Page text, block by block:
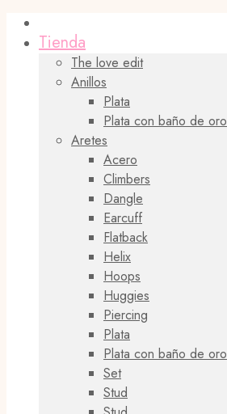
Tienda
The love edit
Anillos
Plata
Plata con baño de oro
Aretes
Acero
Climbers
Dangle
Earcuff
Flatback
Helix
Hoops
Huggies
Piercing
Plata
Plata con baño de oro
Set
Stud